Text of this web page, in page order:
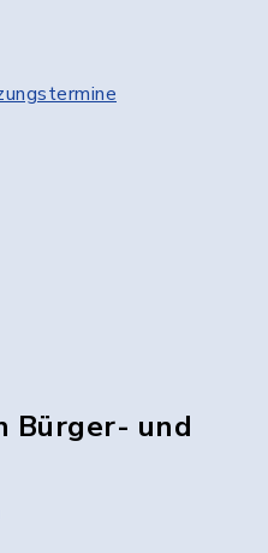
Bürger- und